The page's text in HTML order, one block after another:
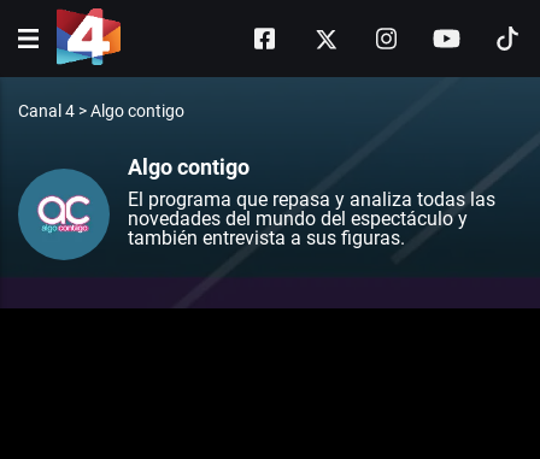
Canal 4 >Algo contigo
Algo contigo
El programa que repasa y analiza todas las
novedades del mundo del espectáculo y
también entrevista a sus figuras.